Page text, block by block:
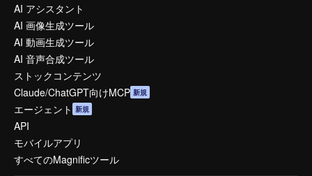
AI アシスタント
AI 画像生成ツール
AI 動画生成ツール
AI 音声合成ツール
ストックコンテンツ
Claude/ChatGPT向けMCP 新規
エージェント 新規
API
モバイルアプリ
すべてのMagnificツール